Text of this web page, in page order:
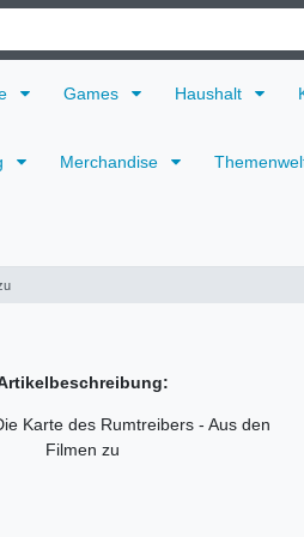
Games Haushalt
Merchandise
Karte des Rumtreibers - Aus den
Filmen zu